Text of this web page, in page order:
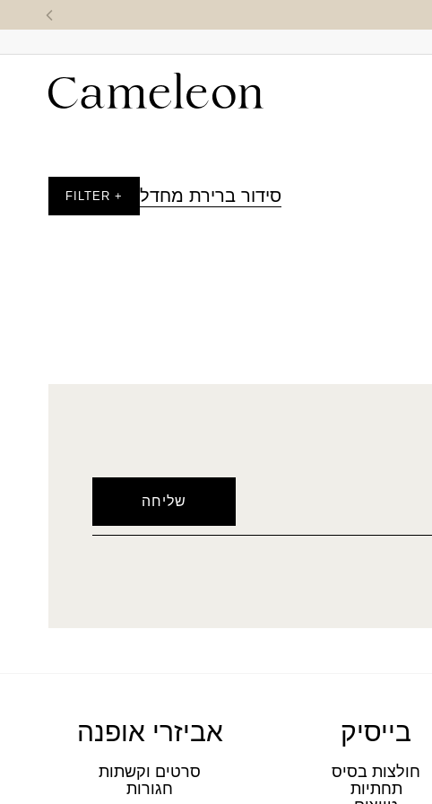
סידור ברירת מחדל + FILTER
בייסיק
חולצות בסיס
תחתיות
אביזרי אופנה
סרטים וקשתות
חגורות